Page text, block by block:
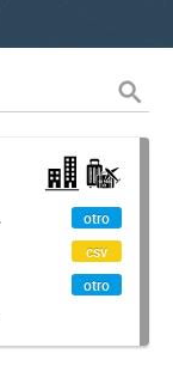
otro
csv
otro